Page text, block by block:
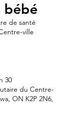
bébé
de santé
ville
30
du Centre-
ON K2P 2N6,